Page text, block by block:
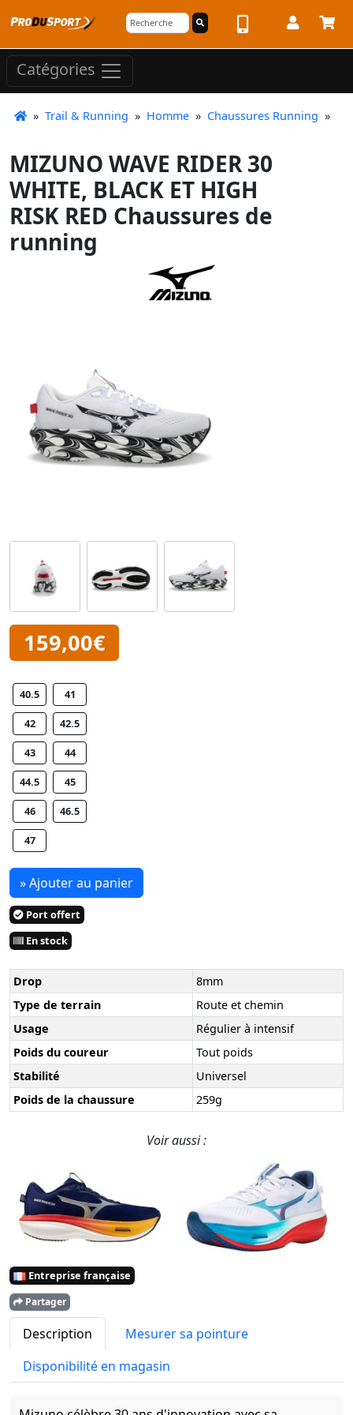
Catégories
» Trail & Running » Homme » Chaussures Running »
MIZUNO WAVE RIDER 30
WHITE, BLACK ET HIGH
RISK RED Chaussures de
running
159,00€
40.5 41
42 42.5
43 44
44.5 45
46 46.5
47
» Ajouter au panier
Port offert
En stock
Drop
8mm
Type de terrain
Route et chemin
Usage
Régulier à intensif
Poids du coureur
Tout poids
Stabilité
Universel
Poids de la chaussure
259g
Voir aussi :
Entreprise française
Partager
Description
Mesurer sa pointure
Disponibilité en magasin